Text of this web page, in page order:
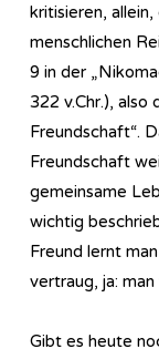
kritisieren,
menschlichen
9 in der
322 v.Chr.), also
Freundschaft“.
Freundschaft
gemeinsame
wichtig
Freund lernt
vertraug, ja:
Gibt es heute